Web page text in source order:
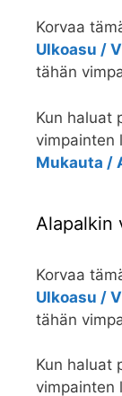
Korvaa
Ulkoasu /
tähän
Kun haluat
vimpainten
Mukauta /
Alapalkin
Korvaa
Ulkoasu /
tähän
Kun haluat
vimpainten